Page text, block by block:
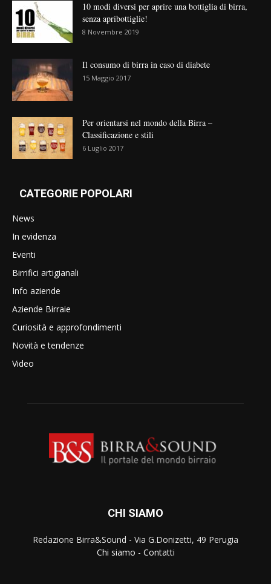
10 modi diversi per aprire una bottiglia di birra,
senza apribottiglie!
8 Novembre 2019
Il consumo di birra in caso di diabete
15 Maggio 2017
Per orientarsi nel mondo della Birra –
Classificazione e stili
6 Luglio 2017
CATEGORIE POPOLARI
News
In evidenza
Eventi
Birrifici artigianali
Info aziende
Aziende Birraie
Curiosità e approfondimenti
Novità e tendenze
Video
CHI SIAMO
Redazione Birra&Sound - Via G.Donizetti, 49 Perugia
Chi siamo - Contatti